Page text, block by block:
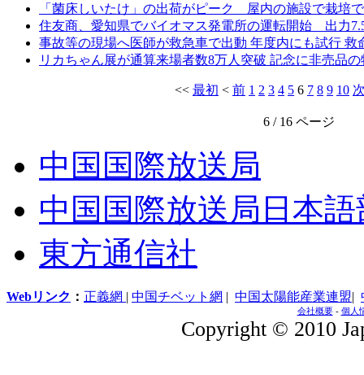
「菌床しいたけ」の出荷がピーク 屋内の施設で栽
住友商、愛知県でバイオマス発電所の運転開始 出力
事故等の現場へ医師が救急車で出動 年度内にも試行 救
リカちゃん展が通算来場者数8万人突破 記念に非売品
<< 最初 < 前 1 2 3 4 5 6 7 8 9 10
6 / 16 ページ
中国国際放送局
中国国際放送局日本語
東方通信社
Webリンク ： 正義網 | 中国チベット網 | 中国太陽能産業連盟|
会社概要- 個人
Copyright © 2010